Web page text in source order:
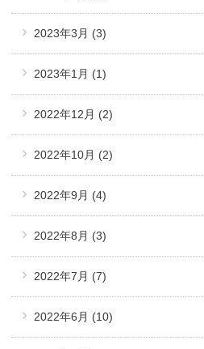
2023年3月 (3)
2023年1月 (1)
2022年12月 (2)
2022年10月 (2)
2022年9月 (4)
2022年8月 (3)
2022年7月 (7)
2022年6月 (10)